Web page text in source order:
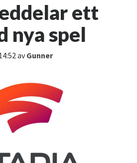
ett
nya spel
avGunner